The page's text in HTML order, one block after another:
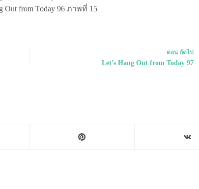
ตอน ถัดไป
Let’s Hang Out from Today 97